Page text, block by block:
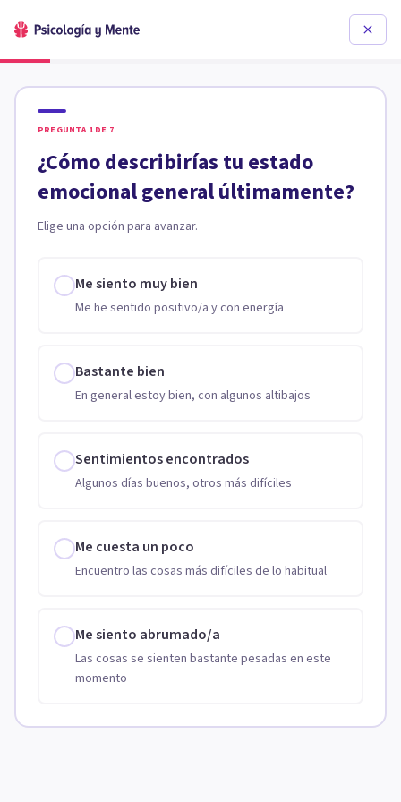
PREGUNTA 1 DE 7
¿Cómo describirías tu estado
emocional general últimamente?
Elige una opción para avanzar.
Me siento muy bien
Me he sentido positivo/a y con energía
Bastante bien
En general estoy bien, con algunos altibajos
Sentimientos encontrados
Algunos días buenos, otros más difíciles
Me cuesta un poco
Encuentro las cosas más difíciles de lo habitual
Me siento abrumado/a
Las cosas se sienten bastante pesadas en este
momento